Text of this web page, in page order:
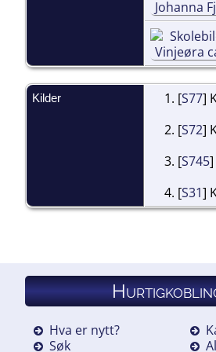
Kilder [S77]
[S72]
[S745
[S31]
Hva er nytt?
Søk